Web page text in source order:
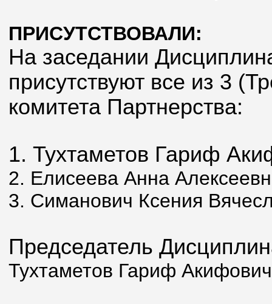
ПРИСУТСТВОВАЛИ:
На заседании
присутствуют все из 3
комитета Партнерства:
1. Тухтаметов Гариф
2. Елисеева Анна
3. Симанович Ксения
Председатель
Тухтаметов Гариф Акифович